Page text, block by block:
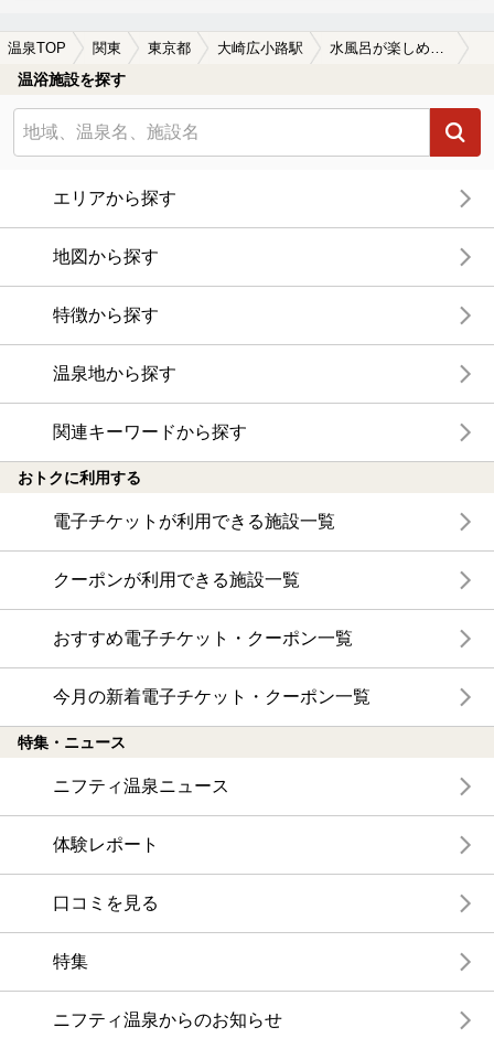
温泉TOP 関東 東京都 大崎広小路駅 水風呂が楽しめる大崎広小路駅近くの温泉、日帰り温泉、スーパー銭湯おすすめ
温浴施設を探す
エリアから探す
地図から探す
特徴から探す
温泉地から探す
関連キーワードから探す
おトクに利用する
電子チケットが利用できる施設一覧
クーポンが利用できる施設一覧
おすすめ電子チケット・クーポン一覧
今月の新着電子チケット・クーポン一覧
特集・ニュース
ニフティ温泉ニュース
体験レポート
口コミを見る
特集
ニフティ温泉からのお知らせ